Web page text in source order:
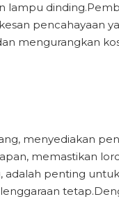
lampu
pencahayaan
mengurangkan
menyediakan
memastikan
adalah penting untuk